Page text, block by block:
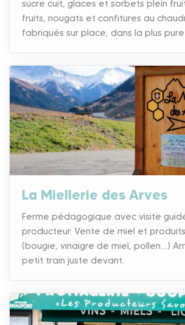
sucre cuit, glaces et sorbets plein
fruits, nougats et confitures au
fabriqués sur place, dans la plus
La Miellerie des Arves
Ferme pédagogique avec visite
producteur. Vente de miel et
(bougie, vinaigre de miel, pollen…)
petit train juste devant.